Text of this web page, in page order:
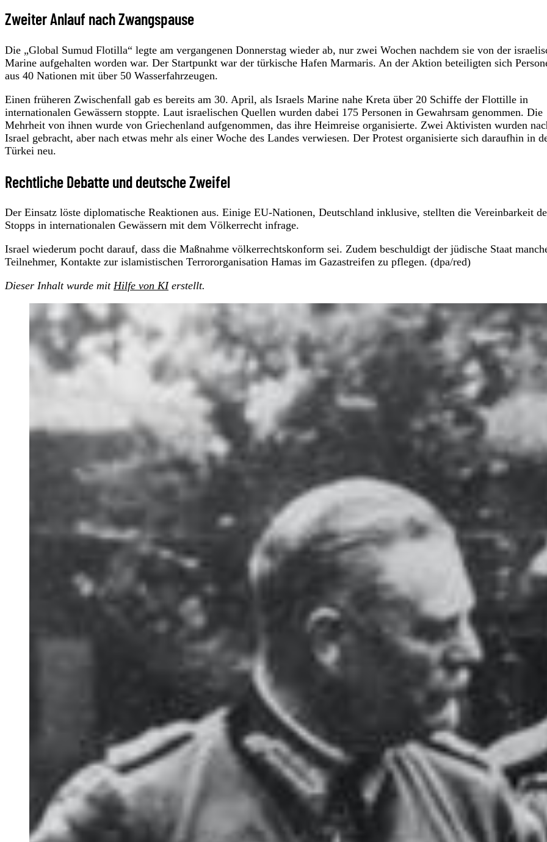
Zweiter Anlauf nach Zwangspause
Die „Global Sumud Flotilla“ legte am vergangenen Donnerstag wieder ab, nur zwei Wochen nachdem sie von der
Marine aufgehalten worden war. Der Startpunkt war der türkische Hafen Marmaris. An der Aktion beteiligten sich
aus 40 Nationen mit über 50 Wasserfahrzeugen.
Einen früheren Zwischenfall gab es bereits am 30. April, als Israels Marine nahe Kreta über 20 Schiffe der Flottille in
internationalen Gewässern stoppte. Laut israelischen Quellen wurden dabei 175 Personen in Gewahrsam genommen. Die
Mehrheit von ihnen wurde von Griechenland aufgenommen, das ihre Heimreise organisierte. Zwei Aktivisten wurden
Israel gebracht, aber nach etwas mehr als einer Woche des Landes verwiesen. Der Protest organisierte sich daraufhin in
Türkei neu.
Rechtliche Debatte und deutsche Zweifel
Der Einsatz löste diplomatische Reaktionen aus. Einige EU-Nationen, Deutschland inklusive, stellten die Vereinbarkeit
Stopps in internationalen Gewässern mit dem Völkerrecht infrage.
Israel wiederum pocht darauf, dass die Maßnahme völkerrechtskonform sei. Zudem beschuldigt der jüdische Staat
Teilnehmer, Kontakte zur islamistischen Terrororganisation Hamas im Gazastreifen zu pflegen. (dpa/red)
Dieser Inhalt wurde mit Hilfe von KIerstellt.